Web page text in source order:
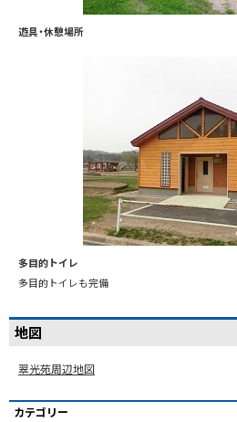
遊具・休憩場所
多目的トイレ
多目的トイレも完備
地図
翠光苑周辺地図
カテゴリー